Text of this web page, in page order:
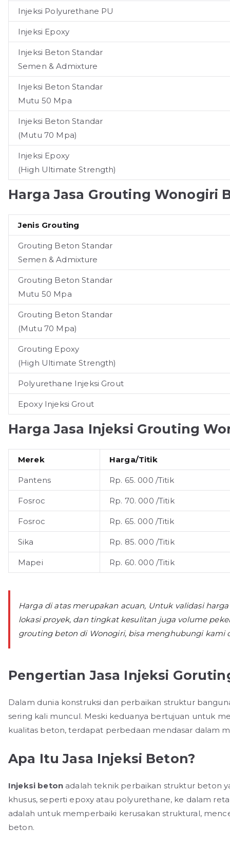
Injeksi Polyurethane PU
Injeksi Epoxy
Injeksi Beton Standar
Semen & Admixture
Injeksi Beton Standar
Mutu 50 Mpa
Injeksi Beton Standar
(Mutu 70 Mpa)
Injeksi Epoxy
(High Ultimate Strength)
Harga Jasa Grouting Wonogiri
Jenis Grouting
Grouting Beton Standar
Semen & Admixture
Grouting Beton Standar
Mutu 50 Mpa
Grouting Beton Standar
(Mutu 70 Mpa)
Grouting Epoxy
(High Ultimate Strength)
Polyurethane Injeksi Grout
Epoxy Injeksi Grout
Harga Jasa Injeksi Grouting
Merek Harga/Titik
Pantens Rp. 65. 000 /Titik
Fosroc Rp. 70. 000 /Titik
Fosroc Rp. 65. 000 /Titik
Sika Rp. 85. 000 /Titik
Mapei Rp. 60. 000 /Titik
Harga di atas merupakan acuan, Untuk validasi
lokasi proyek, dan tingkat kesulitan juga volume
grouting beton di Wonogiri, bisa menghubungi kami
Pengertian Jasa Injeksi
Dalam dunia konstruksi dan perbaikan struktur
sering kali muncul. Meski keduanya bertujuan untuk
kualitas beton, terdapat perbedaan mendasar dalam
Apa Itu Jasa Injeksi Beton?
Injeksi betonadalah teknik perbaikan struktur beton
khusus, seperti epoxy atau polyurethane, ke dalam
adalah untuk memperbaiki kerusakan struktural,
beton.